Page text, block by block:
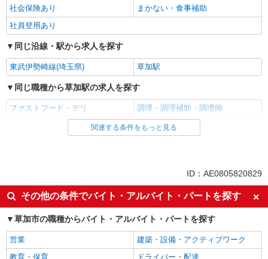
社会保険あり
まかない・食事補助
社員登用あり
同じ沿線・駅から求人を探す
東武伊勢崎線(埼玉県) 草加駅
同じ職種から草加駅の求人を探す
ファストフード・デリ 調理・調理補助・調理師
同じ雇用形態から草加駅の求人を探す
未経験歓迎
高校生OK
フリーター歓迎
ミドル（40代～）活躍中
エルダー（50代～）活躍中
シニア（60代～）活躍中
ボーナス・賞与あり
昇給あり
関連する条件をもっと見る
ID：AE0805820829
その他の条件でバイト・アルバイト・パートを探す
草加市の職種からバイト・アルバイト・パートを探す
営業
建築・設備・アクティブワーク
教育・保育
ドライバー・配達